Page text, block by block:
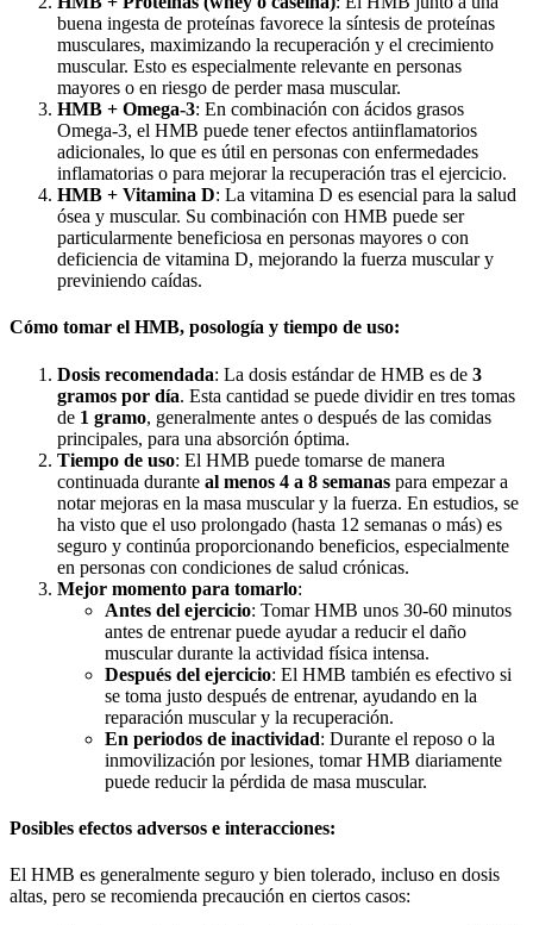
buena ingesta de proteínas favorece la síntesis de proteínas
musculares, maximizando la recuperación y el crecimiento
muscular. Esto es especialmente relevante en personas
mayores o en riesgo de perder masa muscular.
HMB + Omega-3: En combinación con ácidos grasos
Omega-3, el HMB puede tener efectos antiinflamatorios
adicionales, lo que es útil en personas con enfermedades
inflamatorias o para mejorar la recuperación tras el ejercicio.
HMB + Vitamina D: La vitamina D es esencial para la salud
ósea y muscular. Su combinación con HMB puede ser
particularmente beneficiosa en personas mayores o con
deficiencia de vitamina D, mejorando la fuerza muscular y
previniendo caídas.
Cómo tomar el HMB, posología y tiempo de uso:
Dosis recomendada: La dosis estándar de HMB es de 3
gramos por día. Esta cantidad se puede dividir en tres tomas
de 1 gramo, generalmente antes o después de las comidas
principales, para una absorción óptima.
Tiempo de uso: El HMB puede tomarse de manera
continuada durante al menos 4 a 8 semanas para empezar a
notar mejoras en la masa muscular y la fuerza. En estudios, se
ha visto que el uso prolongado (hasta 12 semanas o más) es
seguro y continúa proporcionando beneficios, especialmente
en personas con condiciones de salud crónicas.
Mejor momento para tomarlo:
Antes del ejercicio: Tomar HMB unos 30-60 minutos
antes de entrenar puede ayudar a reducir el daño
muscular durante la actividad física intensa.
Después del ejercicio: El HMB también es efectivo si
se toma justo después de entrenar, ayudando en la
reparación muscular y la recuperación.
En periodos de inactividad: Durante el reposo o la
inmovilización por lesiones, tomar HMB diariamente
puede reducir la pérdida de masa muscular.
Posibles efectos adversos e interacciones:
El HMB es generalmente seguro y bien tolerado, incluso en dosis
altas, pero se recomienda precaución en ciertos casos: